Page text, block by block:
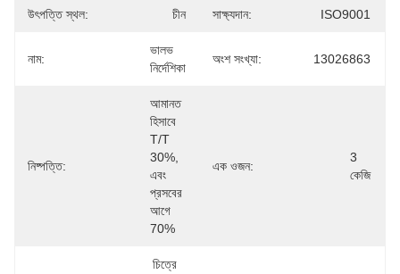
উৎপত্তি স্থল: চীন সাক্ষ্যদান: ISO9001
নাম:
ভালভ
নির্দেশিকা
অংশ সংখ্যা: 13026863
নিষ্পত্তি:
আমানত
হিসাবে
T/T
30%,
এবং
প্রসবের
আগে
70%
এক ওজন:
3
কেজি
চিত্রে